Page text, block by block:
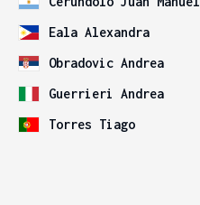
Eala Alexandra
Obradovic Andrea
Guerrieri Andrea
Torres Tiago